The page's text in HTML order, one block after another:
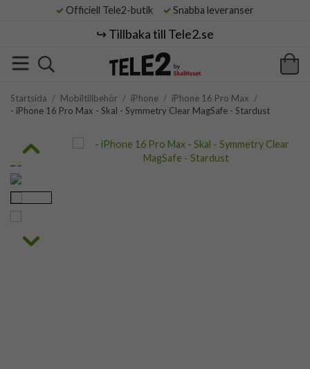
Officiell Tele2-butik Snabba leveranser
↪️ Tillbaka till Tele2.se
Startsida / Mobiltillbehör / iPhone / iPhone 16 Pro Max /
- iPhone 16 Pro Max - Skal - Symmetry Clear MagSafe - Stardust